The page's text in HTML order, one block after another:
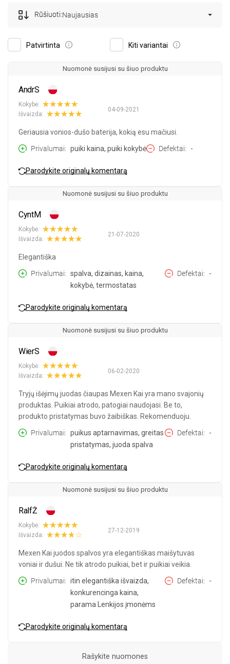
Patvirtinta Kiti variantai
Rūšiuoti:Naujausias
Nuomonė susijusi su šiuo produktu
AndrS
04-09-2021
Kokybė:
Išvaizda:
Geriausia vonios-dušo baterija, kokią esu mačiusi.
Privalumai
puiki kaina, puiki kokybė Defektai -
Parodykite originalų komentarą
Nuomonė susijusi su šiuo produktu
CyntM
21-07-2020
Kokybė:
Išvaizda:
Elegantiška
Privalumai
spalva, dizainas, kaina,
kokybė, termostatas
Defektai -
Parodykite originalų komentarą
Nuomonė susijusi su šiuo produktu
WierS
06-02-2020
Kokybė:
Išvaizda:
Tryjų išėjimų juodas čiaupas Mexen Kai yra mano svajonių
produktas. Puikiai atrodo, patogiai naudojasi. Be to,
produkto pristatymas buvo žaibiškas. Rekomenduoju.
Privalumai
puikus aptarnavimas, greitas
pristatymas, juoda spalva
Defektai -
Parodykite originalų komentarą
Nuomonė susijusi su šiuo produktu
RalfŻ
27-12-2019
Kokybė:
Išvaizda:
Mexen Kai juodos spalvos yra elegantiškas maišytuvas
voniai ir dušui. Ne tik atrodo puikiai, bet ir puikiai veikia.
Privalumai
itin elegantiška išvaizda,
konkurencinga kaina,
parama Lenkijos įmonėms
Defektai -
Parodykite originalų komentarą
Rašykite nuomones